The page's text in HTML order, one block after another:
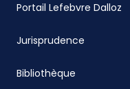
Portail Lefebvre Dalloz
Jurisprudence
Bibliothèque